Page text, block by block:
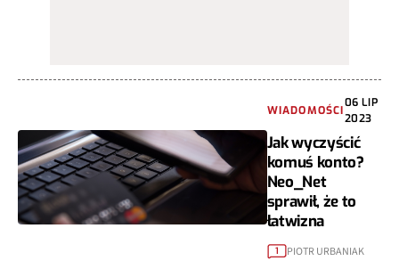
WIADOMOŚCI
06 LIP
2023
Jak wyczyścić
komuś konto?
Neo_Net
sprawił, że to
łatwizna
1 PIOTR URBANIAK